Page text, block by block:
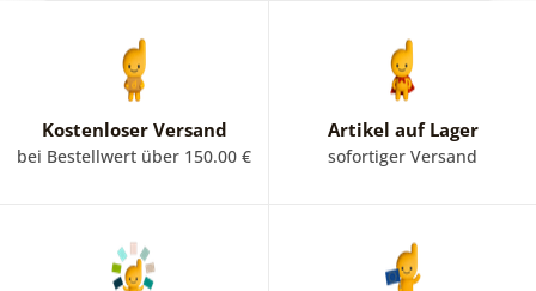
Kostenloser Versand
bei Bestellwert über 150.00 €
Artikel auf Lager
sofortiger Versand